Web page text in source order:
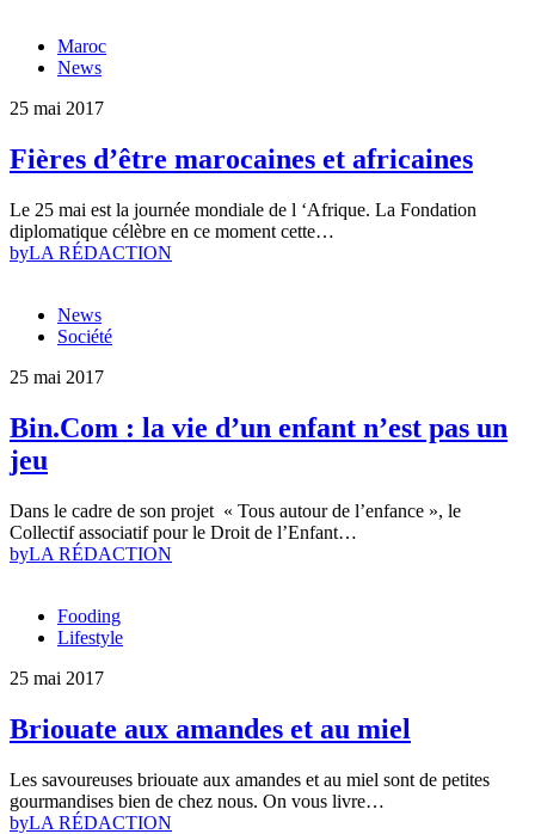
Maroc
News
25 mai 2017
Fières d’être marocaines et africaines
Le 25 mai est la journée mondiale de l ‘Afrique. La Fondation
diplomatique célèbre en ce moment cette…
byLA RÉDACTION
News
Société
25 mai 2017
Bin.Com : la vie d’un enfant n’est pas un
jeu
Dans le cadre de son projet « Tous autour de l’enfance », le
Collectif associatif pour le Droit de l’Enfant…
byLA RÉDACTION
Fooding
Lifestyle
25 mai 2017
Briouate aux amandes et au miel
Les savoureuses briouate aux amandes et au miel sont de petites
gourmandises bien de chez nous. On vous livre…
byLA RÉDACTION